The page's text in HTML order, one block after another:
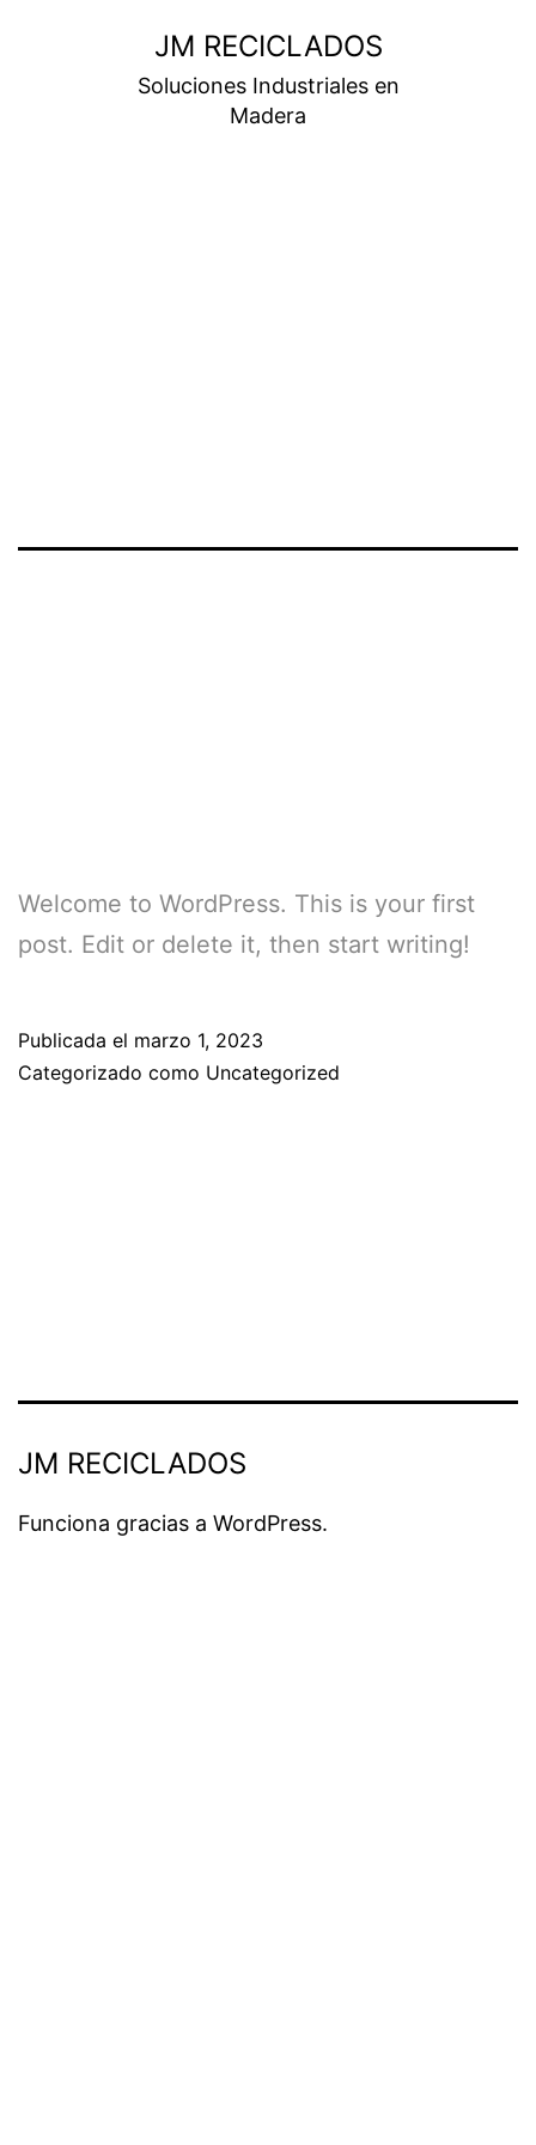
JM RECICLADOS
Soluciones Industriales en
Madera
Welcome to WordPress. This is your first
post. Edit or delete it, then start writing!
Publicada el marzo 1, 2023
Categorizado como Uncategorized
JM RECICLADOS
Funciona gracias a WordPress.